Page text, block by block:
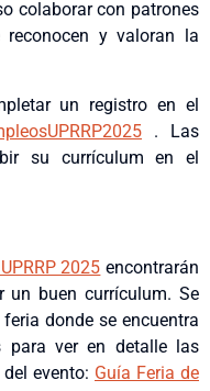
colaborar con patrones
y valoran la
un registro en el
. Las
su currículum en el
2025 encontrarán
un buen currículum. Se
donde se encuentra
para ver en detalle las
evento: Guía Feria de